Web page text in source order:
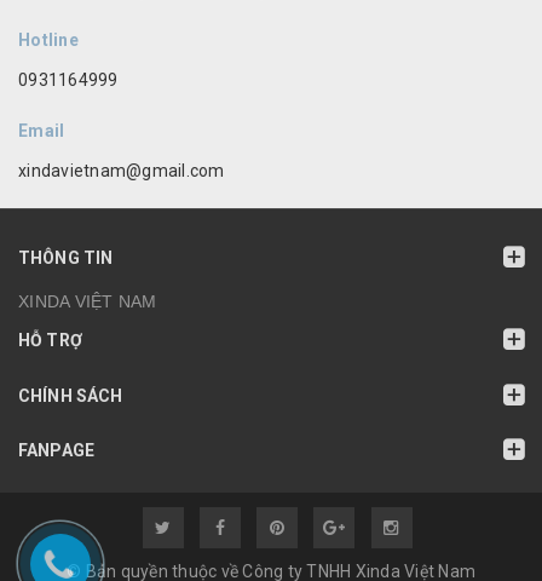
Hotline
0931164999
Email
xindavietnam@gmail.com
THÔNG TIN
XINDA VIỆT NAM
HỖ TRỢ
CHÍNH SÁCH
FANPAGE
© Bản quyền thuộc về Công ty TNHH Xinda Việt Nam